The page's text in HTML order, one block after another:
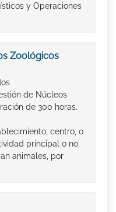
y Operaciones
Zoológicos
de Núcleos
de 300 horas.
centro, o
principal o no,
animales, por